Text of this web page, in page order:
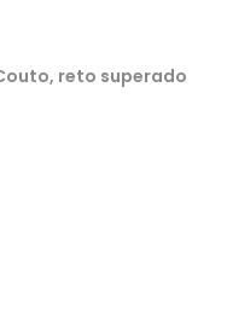
reto superado